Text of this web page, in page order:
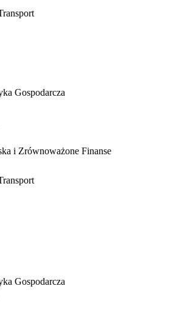
Gospodarcza
i Zrównoważone Finanse
Gospodarcza